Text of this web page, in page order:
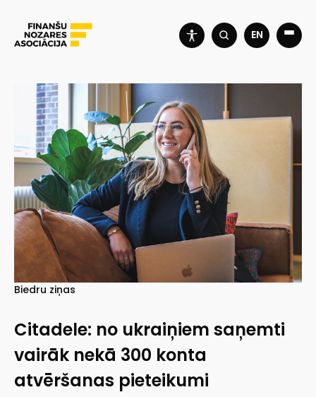
EN
Biedru ziņas
Citadele: no ukraiņiem saņemti
vairāk nekā 300 konta
atvēršanas pieteikumi